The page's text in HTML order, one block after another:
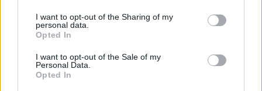
I want to opt-out of the Sharing of my
personal data.
Opted In
I want to opt-out of the Sale of my
Personal Data.
Opted In
ΕΓΚΛΗΜΑ ΚΑΛΥΒΙΑ ΚΑΛΥΒΙΑ